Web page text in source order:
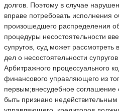
долгов. Поэтому в случае
вправе потребовать исполнения
произошедшего распределения
процедуры несостоятельности
супругов, суд может
дел о несостоятельности
Арбитражного процессуального
финансового управляющего из
первым;внесудебное
быть признано